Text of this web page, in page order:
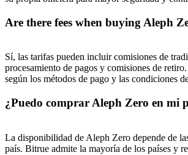
Are there fees when buying Aleph
Sí, las tarifas pueden incluir comisiones de
procesamiento de pagos y comisiones de
según los métodos de pago y las condiciones
¿Puedo comprar Aleph Zero en mi
La disponibilidad de Aleph Zero depende de
país. Bitrue admite la mayoría de los países y